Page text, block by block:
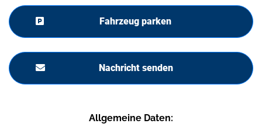
Fahrzeug parken
Nachricht senden
Allgemeine Daten: